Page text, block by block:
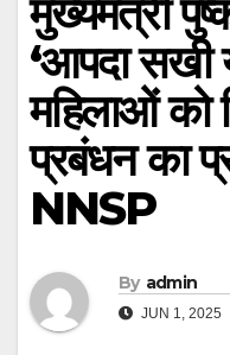
मुख्यमंत्री
‘आपदा सखी
महिलाओं को
प्रबंधन का
NNSP
By admin
JUN 1, 2025